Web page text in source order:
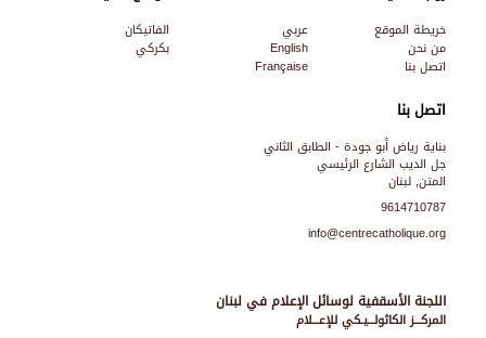
اللجنة الأسقفية لوسائل الإعلام في لبنان
المركـــز الكاثولـــيـكي للإعـــلام
اتصل بنا
بناية رياض أبو جودة - الطابق الثاني
جل الديب الشارع الرئيسي
المتن, لبنان
9614710787
info@centrecatholique.org
خريطة الموقع
من نحن
اتصل بنا
عربي
English
Française
الفاتيكان
بكركي